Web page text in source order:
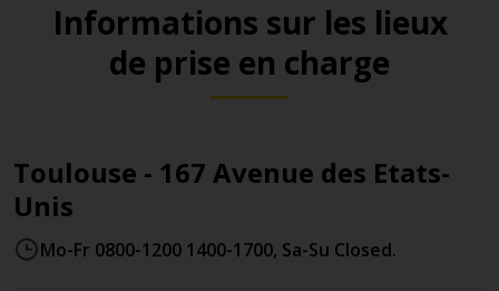
Informations sur les lieux
de prise en charge
Toulouse - 167 Avenue des Etats-
Unis
Mo-Fr 0800-1200 1400-1700, Sa-Su Closed.